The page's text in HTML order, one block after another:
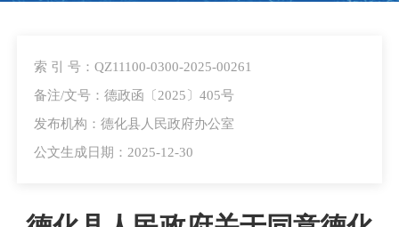
索 引 号：QZ11100-0300-2025-00261
备注/文号：德政函〔2025〕405号
发布机构：德化县人民政府办公室
公文生成日期：2025-12-30